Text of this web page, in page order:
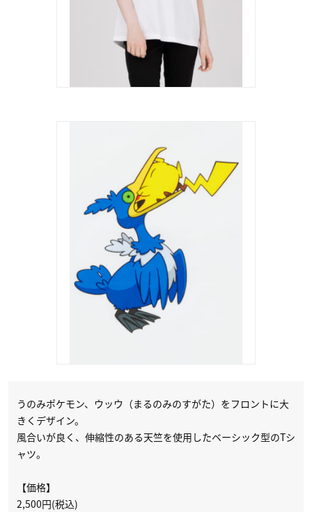
うのみポケモン、ウッウ（まるのみのすがた）をフロントに大
きくデザイン。
風合いが良く、伸縮性のある天竺を使用したベーシック型のTシ
ャツ。
【価格】
2,500円(税込)